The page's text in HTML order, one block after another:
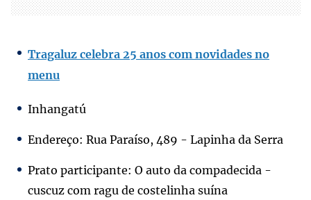
Tragaluz celebra 25 anos com novidades no
menu
Inhangatú
Endereço: Rua Paraíso, 489 - Lapinha da Serra
Prato participante: O auto da compadecida -
cuscuz com ragu de costelinha suína